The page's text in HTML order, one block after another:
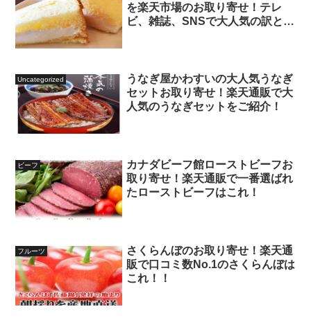
を楽天市場のお取り寄せ！テレ
ビ、雑誌、SNSで大人気の訳と
Uncategorized
うなぎ屋かわすいの大人気うなぎ
セットお取り寄せ！楽天通販で大
人気のうなぎセットをご紹介！
ビーフ
カナダビーフ館ローストビーフお
取り寄せ！楽天通販で一番選ばれ
たローストビーフはこれ！
フルーツ
さくらんぼのお取り寄せ！楽天通
販で口コミ数No.1のさくらんぼは
これ！！